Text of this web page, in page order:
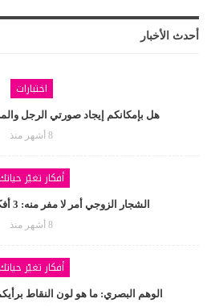
أحدث الأخبار
اختبارات
هل بإمكانكم إيجاد صورتي الرجل
8 أشهر منذ
أفكار تغيّر حياتك
الشجار الزوجي أمر لا مفر منه: 3 أفكار تجعل شجاركما…
8 أشهر منذ
أفكار تغيّر حياتك
الوهم البصري: ما هو لون النقاط